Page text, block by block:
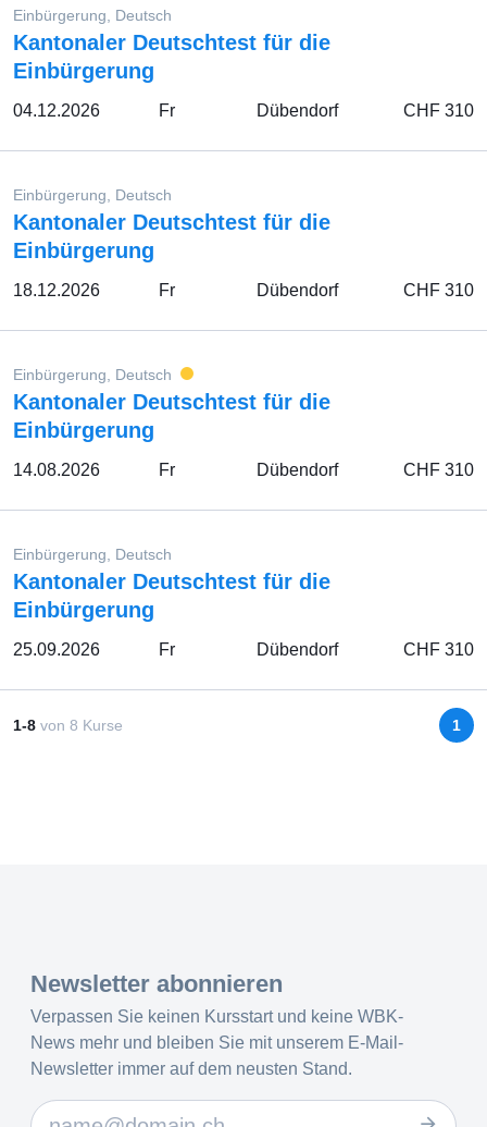
Einbürgerung, Deutsch
Kantonaler Deutschtest für die
Einbürgerung
04.12.2026 Fr Dübendorf CHF 310
Einbürgerung, Deutsch
Kantonaler Deutschtest für die
Einbürgerung
18.12.2026 Fr Dübendorf CHF 310
Einbürgerung, Deutsch
Kantonaler Deutschtest für die
Einbürgerung
14.08.2026 Fr Dübendorf CHF 310
Einbürgerung, Deutsch
Kantonaler Deutschtest für die
Einbürgerung
25.09.2026 Fr Dübendorf CHF 310
1-8 von 8 Kurse 1
Newsletter abonnieren
Verpassen Sie keinen Kursstart und keine WBK-
News mehr und bleiben Sie mit unserem E-Mail-
Newsletter immer auf dem neusten Stand.